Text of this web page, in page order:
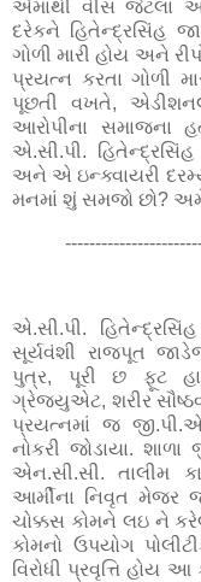
એમાંથી વીસ જેટલા
દરેકને હિતેન્દ્રસિંહ
ગોળી મારી હોય અને
પ્રયત્ન કરતા ગોળી
પૂછતી વખતે,
આરોપીના સમાજના
એ.સી.પી.
અને એ ઇન્ક્વાયરી
મનમાં શું સમજો છો?
એ.સી.પી.
સૂર્યવંશી રાજપૂત
પુત્ર, પૂરી છ ફૂટ
ગ્રેજ્યુએટ, શરીર
પ્રયત્નમાં જ
નોકરી જોડાયા.
એન.સી.સી. તાલીમ
આર્મીના નિવૃત
ચોક્કસ કોમને લઇ ને
કોમનો ઉપયોગ
વિરોધી પ્રવૃત્તિ હોય